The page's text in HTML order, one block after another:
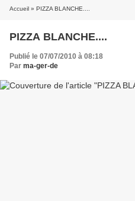
Accueil » PIZZA BLANCHE....
PIZZA BLANCHE....
Publié le 07/07/2010 à 08:18
Par ma-ger-de